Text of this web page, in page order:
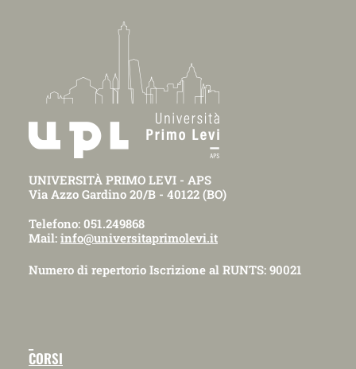
UNIVERSITÀ PRIMO LEVI - APS
Via Azzo Gardino 20/B - 40122 (BO)
Telefono: 051.249868
Mail: info@universitaprimolevi.it
Numero di repertorio Iscrizione al RUNTS: 90021
CORSI